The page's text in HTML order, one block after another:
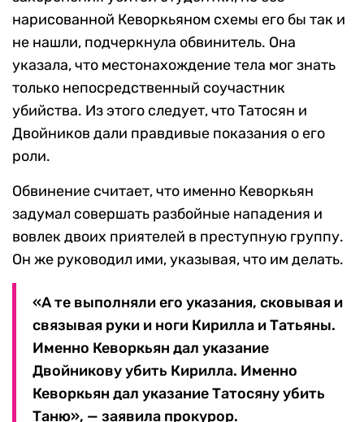
нарисованной Кеворкьяном схемы его бы так и
не нашли, подчеркнула обвинитель. Она
указала, что местонахождение тела мог знать
только непосредственный соучастник
убийства. Из этого следует, что Татосян и
Двойников дали правдивые показания о его
роли.
Обвинение считает, что именно Кеворкьян
задумал совершать разбойные нападения и
вовлек двоих приятелей в преступную группу.
Он же руководил ими, указывая, что им делать.
«А те выполняли его указания, сковывая и
связывая руки и ноги Кирилла и Татьяны.
Именно Кеворкьян дал указание
Двойникову убить Кирилла. Именно
Кеворкьян дал указание Татосяну убить
Таню», — заявила прокурор.